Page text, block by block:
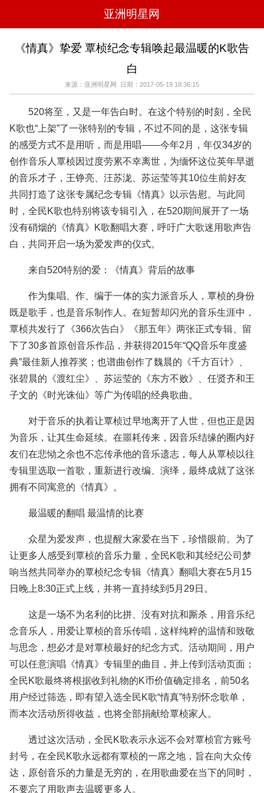
亚洲明星网
电影 电视 综艺
时尚
八卦 华人男明星
华人女明星
欧美男明星 泰国女明星
《情真》挚爱 覃桢纪念专辑唤起最温暖的K歌告
白
来源：亚洲明星网 日期：2017-05-19 18:36:15
520将至，又是一年告白时。在这个特别的时刻，全民
K歌也“上架”了一张特别的专辑，不过不同的是，这张专辑
的感受方式不是用听，而是用唱——今年2月，年仅34岁的
创作音乐人覃桢因过度劳累不幸离世，为缅怀这位英年早逝
的音乐才子，王铮亮、汪苏泷、苏运莹等其10位生前好友
共同打造了这张专属纪念专辑《情真》以示告慰。与此同
时，全民K歌也特别将该专辑引入，在520期间展开了一场
没有硝烟的《情真》K歌翻唱大赛，呼吁广大歌迷用歌声告
白，共同开启一场为爱发声的仪式。
来自520特别的爱：《情真》背后的故事
作为集唱、作、编于一体的实力派音乐人，覃桢的身份
既是歌手，也是音乐制作人。在短暂却闪光的音乐生涯中，
覃桢共发行了《366次告白》《那五年》两张正式专辑、留
下了30多首原创音乐作品，并获得2015年“QQ音乐年度盛
典”最佳新人推荐奖；也谱曲创作了魏晨的《千方百计》、
张碧晨的《渡红尘》、苏运莹的《东方不败》、任贤齐和王
子文的《时光诛仙》等广为传唱的经典歌曲。
对于音乐的执着让覃桢过早地离开了人世，但也正是因
为音乐，让其生命延续。在噩耗传来，因音乐结缘的圈内好
友们在悲恸之余也不忘传承他的音乐遗志，每人从覃桢以往
专辑里选取一首歌，重新进行改编、演绎，最终成就了这张
拥有不同寓意的《情真》。
最温暖的翻唱 最温情的比赛
众星为爱发声，也提醒大家爱在当下，珍惜眼前。为了
让更多人感受到覃桢的音乐力量，全民K歌和其经纪公司梦
响当然共同举办的覃桢纪念专辑《情真》翻唱大赛在5月15
日晚上8:30正式上线，并将一直持续到5月29日。
这是一场不为名利的比拼、没有对抗和厮杀，用音乐纪
念音乐人，用爱让覃桢的音乐传唱，这样纯粹的温情和致敬
与思念，想必才是对覃桢最好的纪念方式。活动期间，用户
可以任意演唱《情真》专辑里的曲目，并上传到活动页面；
全民K歌最终将根据收到礼物的K币价值确定排名，前50名
用户经过筛选，即有望入选全民K歌“情真”特别怀念歌单，
而本次活动所得收益，也将全部捐献给覃桢家人。
透过这次活动，全民K歌表示永远不会对覃桢官方账号
封号，在全民K歌永远都有覃桢的一席之地，旨在向大众传
达，原创音乐的力量是无穷的，在用歌曲爱在当下的同时，
不要忘了用歌声去温暖更多人。